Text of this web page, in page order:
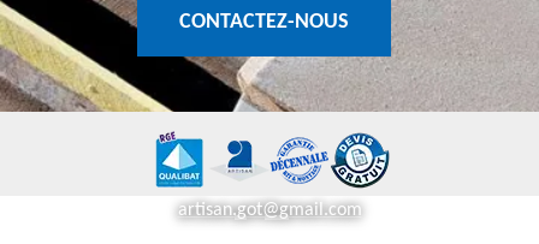
CONTACTEZ-NOUS
artisan.got@gmail.com